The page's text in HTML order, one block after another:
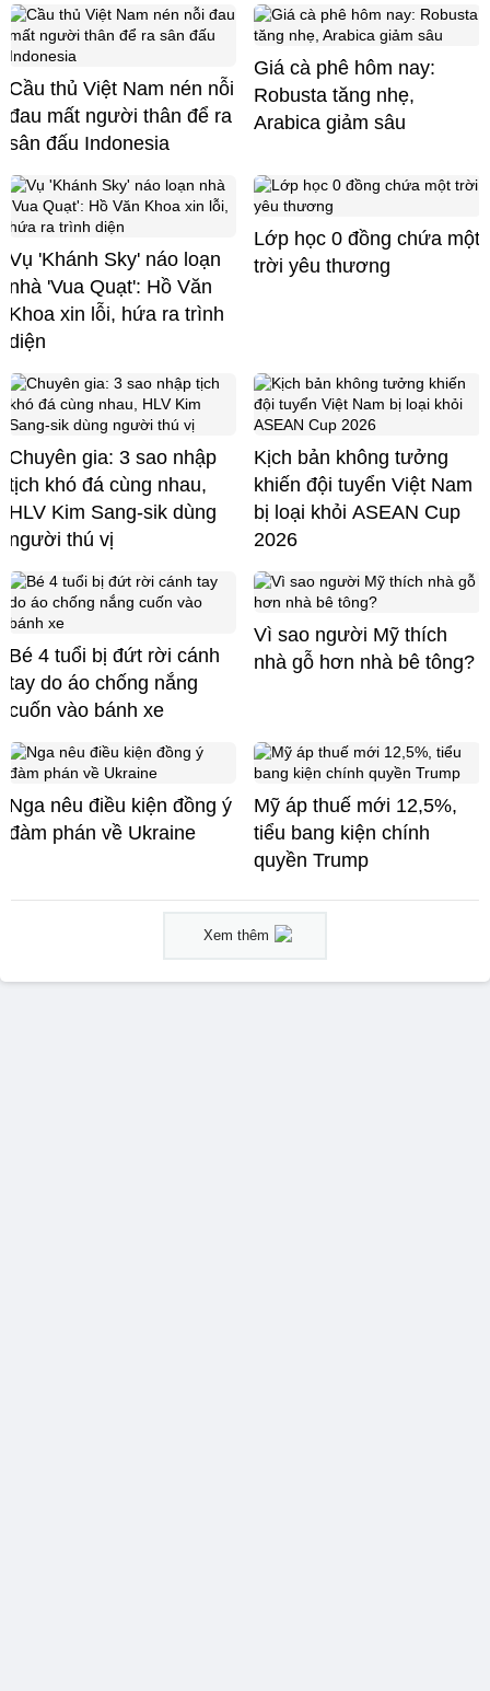
Cầu thủ Việt Nam nén nỗi
đau mất người thân để ra
sân đấu Indonesia
Giá cà phê hôm nay:
Robusta tăng nhẹ,
Arabica giảm sâu
Vụ 'Khánh Sky' náo loạn
nhà 'Vua Quạt': Hồ Văn
Khoa xin lỗi, hứa ra trình
diện
Lớp học 0 đồng chứa một
trời yêu thương
Chuyên gia: 3 sao nhập
tịch khó đá cùng nhau,
HLV Kim Sang-sik dùng
người thú vị
Kịch bản không tưởng
khiến đội tuyển Việt Nam
bị loại khỏi ASEAN Cup
2026
Bé 4 tuổi bị đứt rời cánh
tay do áo chống nắng
cuốn vào bánh xe
Vì sao người Mỹ thích
nhà gỗ hơn nhà bê tông?
Nga nêu điều kiện đồng ý
đàm phán về Ukraine
Mỹ áp thuế mới 12,5%,
tiểu bang kiện chính
quyền Trump
Xem thêm